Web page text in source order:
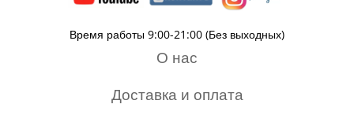
Время работы 9:00-21:00 (Без выходных)
О нас
Доставка и оплата